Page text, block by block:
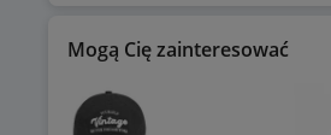
Mogą Cię zainteresować